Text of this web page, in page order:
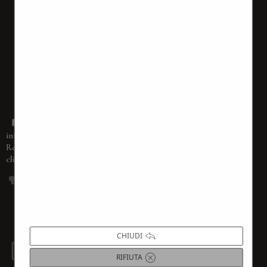
informativa ai sensi dell’articolo 13 del
Regolamento 679/2016
cliccando sul tasto
consenso al trattamento dei dati.
PRIVACY POLICY
CHIUDI
RIFIUTA